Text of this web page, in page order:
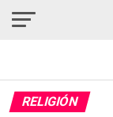
RELIGIÓN